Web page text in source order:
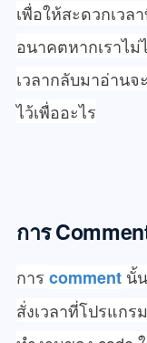
เพื่อให้สะดวกเวล
อนาคตหากเราไ
เวลากลับมาอ่าน
ไว้เพื่ออะไร
การ
การ comment นั้
สั่งเวลาที่โปรแก